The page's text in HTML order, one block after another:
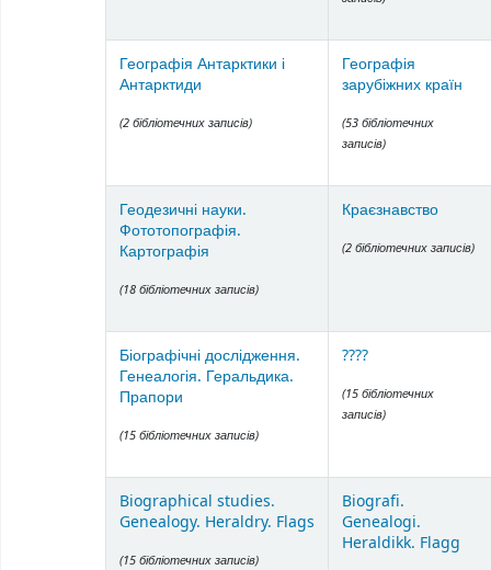
Географія Антарктики і
Антарктиди
(2 бібліотечних записів)
Географія
зарубіжних країн
(53 бібліотечних
записів)
Геодезичні науки.
Фототопографія.
Картографія
(18 бібліотечних записів)
Краєзнавство
(2 бібліотечних записів)
Біографічні дослідження.
Генеалогія. Геральдика.
Прапори
(15 бібліотечних записів)
????
(15 бібліотечних
записів)
Biographical studies.
Genealogy. Heraldry. Flags
(15 бібліотечних записів)
Biografi.
Genealogi.
Heraldikk. Flagg